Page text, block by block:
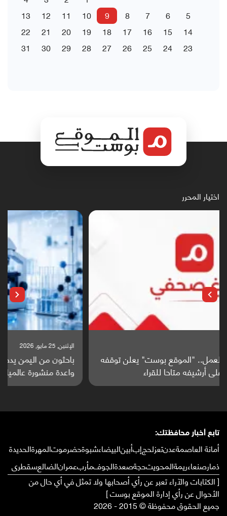
5
6
7
8
9
10
11
12
13
14
15
16
17
18
19
20
21
22
23
24
25
26
27
28
29
30
31
اختيار المحرر
باحثون من اليمن يدخلون سباق أبحاث ألزهايمر بدراسة
واعدة منشورة عالميا (ترجمة)
تابع أخبار محافظتك:
أمانة العاصمةعدنتعزلحجإبأبينالبيضاءشبوةحضرموتالمهرةالحديدة
ذمارصنعاءريمةالمحويتحجةصعدةالجوفمأربعمرانالضالعسقطرى
[ الكتابات والآراء تعبر عن رأي أصحابها ولا تمثل في أي حال من
الأحوال عن رأي إدارة الموقع بوست ]
جميع الحقوق محفوظة © 2015 - 2026